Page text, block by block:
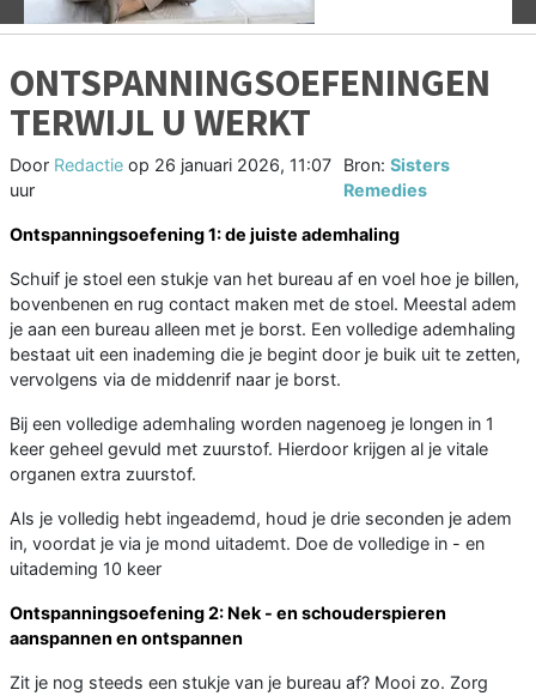
ONTSPANNINGSOEFENINGEN
TERWIJL U WERKT
Door Redactie op 26 januari 2026, 11:07
uur
Bron: Sisters
Remedies
Ontspanningsoefening 1: de juiste ademhaling
Schuif je stoel een stukje van het bureau af en voel hoe je billen,
bovenbenen en rug contact maken met de stoel. Meestal adem
je aan een bureau alleen met je borst. Een volledige ademhaling
bestaat uit een inademing die je begint door je buik uit te zetten,
vervolgens via de middenrif naar je borst.
Bij een volledige ademhaling worden nagenoeg je longen in 1
keer geheel gevuld met zuurstof. Hierdoor krijgen al je vitale
organen extra zuurstof.
Als je volledig hebt ingeademd, houd je drie seconden je adem
in, voordat je via je mond uitademt. Doe de volledige in - en
uitademing 10 keer
Ontspanningsoefening 2: Nek - en schouderspieren
aanspannen en ontspannen
Zit je nog steeds een stukje van je bureau af? Mooi zo. Zorg